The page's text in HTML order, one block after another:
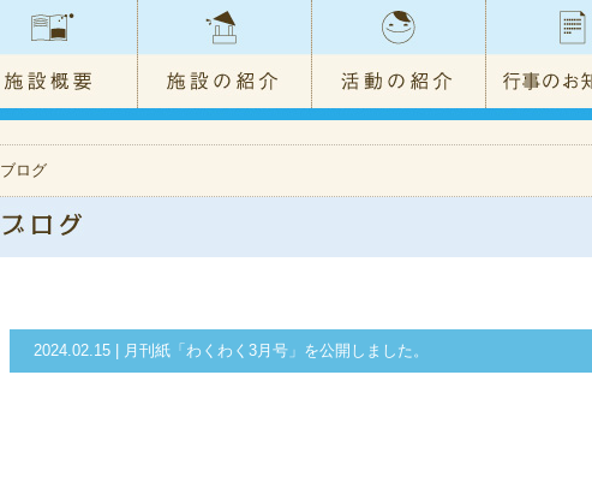
ブログ
2024.02.15 | 月刊紙「わくわく3月号」を公開しました。